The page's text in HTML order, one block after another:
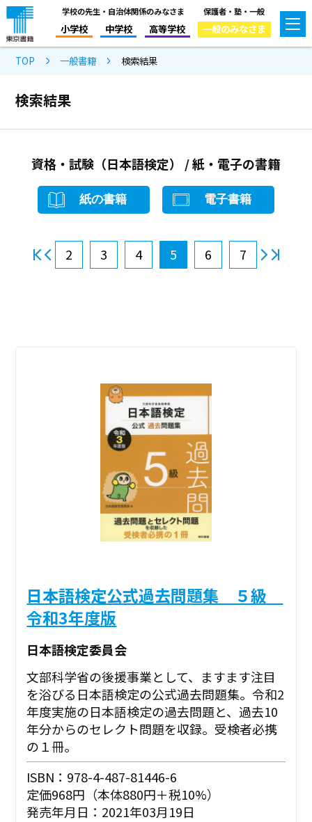
学校の先生・自治体関係のみなさま
小学校 中学校 高等学校
保護者・塾・一般
一般のみなさま
TOP 一般書籍 検索結果
検索結果
資格・試験（日本語検定） / 紙・電子の書籍
紙の書籍 電子書籍
2 3 4 5 6 7
日本語検定公式過去問題集 ５級
令和3年度版
日本語検定委員会
文部科学省の後援事業として、ますます注目
を浴びる日本語検定の公式過去問題集。令和2
年度実施の日本語検定の過去問題と、過去10
年分からのセレクト問題を収録。受検者必携
の１冊。
ISBN：978-4-487-81446-6
定価968円（本体880円＋税10%）
発売年月日：2021年03月19日